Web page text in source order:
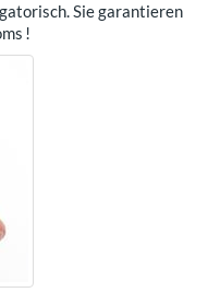
Sie garantieren
!